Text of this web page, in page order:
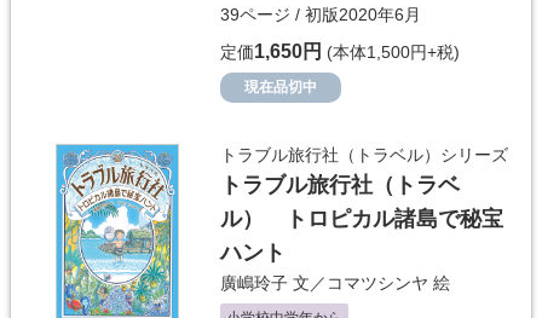
39ページ / 初版2020年6月
定価1,650円 (本体1,500円+税)
現在品切中
トラブル旅行社（トラベル）シリーズ
トラブル旅行社（トラベ
ル） トロピカル諸島で秘宝
ハント
廣嶋玲子 文／ コマツシンヤ 絵